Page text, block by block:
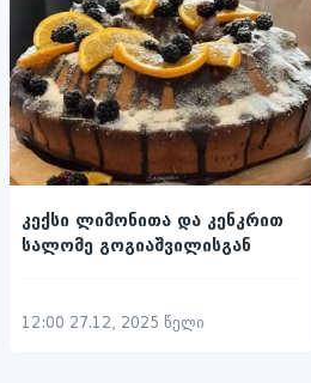
კექსი ლიმონითა და კენკრით
სალომე გოგიაშვილისგან
12:00 27.12, 2025 წელი